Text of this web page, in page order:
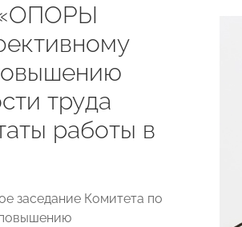
«ОПОРЫ
труда
работы в
заседание Комитета по